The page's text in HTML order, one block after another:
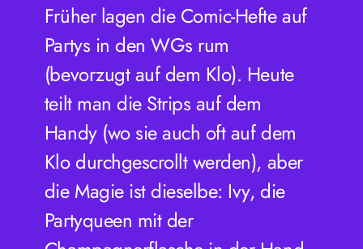
Früher lagen die Comic-Hefte auf
Partys in den WGs rum
(bevorzugt auf dem Klo). Heute
teilt man die Strips auf dem
Handy (wo sie auch oft auf dem
Klo durchgescrollt werden), aber
die Magie ist dieselbe: Ivy, die
Partyqueen mit der